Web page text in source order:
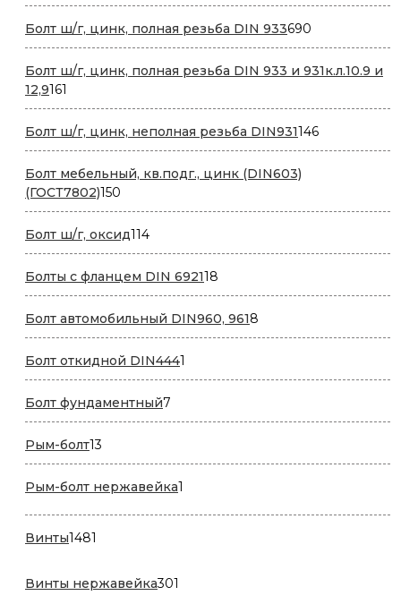
Болт ш/г, цинк, полная резьба DIN 933690
товаров
Болт ш/г, цинк, полная резьба DIN 933 и 931к.л.10.9 и
12,9161
товар
Болт ш/г, цинк, неполная резьба DIN931146146
товаров
Болт мебельный, кв.подг., цинк (DIN603)
(ГОСТ7802)150
товаров
Болт ш/г, оксид114114
товаров
Болты с фланцем DIN 692118
товаров
Болт автомобильный DIN960, 9618
товаров
Болт откидной DIN4441
товар
Болт фундаментный7
товаров
Рым-болт13
товаров
Рым-болт нержавейка1
Винты1481
Винты нержавейка301